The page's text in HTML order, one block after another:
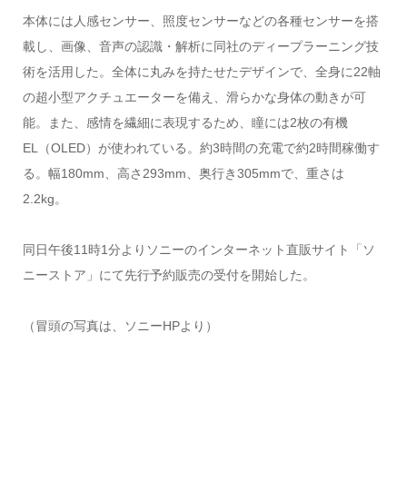
本体には人感センサー、照度センサーなどの各種センサーを搭
載し、画像、音声の認識・解析に同社のディープラーニング技
術を活用した。全体に丸みを持たせたデザインで、全身に22軸
の超小型アクチュエーターを備え、滑らかな身体の動きが可
能。また、感情を繊細に表現するため、瞳には2枚の有機
EL（OLED）が使われている。約3時間の充電で約2時間稼働す
る。幅180mm、高さ293mm、奥行き305mmで、重さは
2.2kg。
同日午後11時1分よりソニーのインターネット直販サイト「ソ
ニーストア」にて先行予約販売の受付を開始した。
（冒頭の写真は、ソニーHPより）